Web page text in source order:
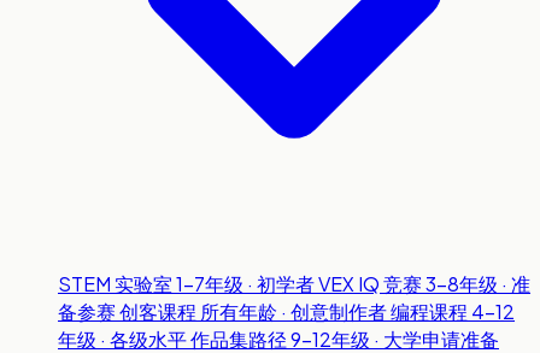
STEM 实验室1-7年级 · 初学者VEX IQ 竞赛3-8年级 · 准
备参赛创客课程 所有年龄 · 创意制作者编程课程 4-12
年级 · 各级水平作品集路径9-12年级 · 大学申请准备